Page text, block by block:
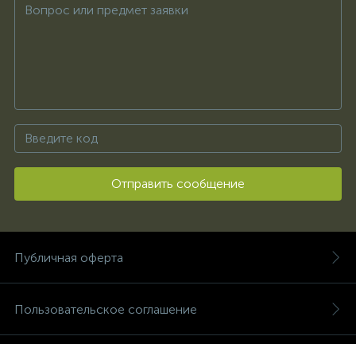
Отправить сообщение
Публичная оферта
Пользовательское соглашение